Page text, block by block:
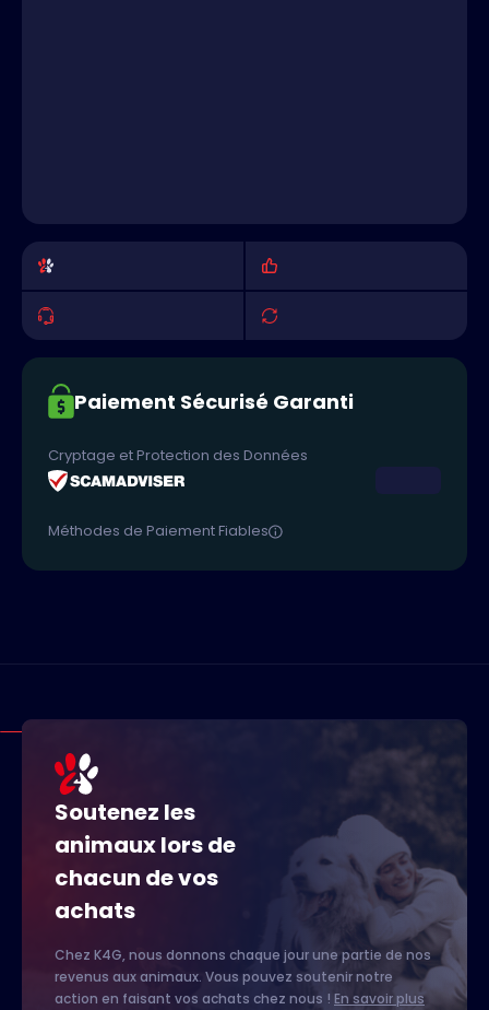
Paiement Sécurisé Garanti
Cryptage et Protection des Données
Méthodes de Paiement Fiables
Soutenez les
animaux lors de
chacun de vos
achats
Chez K4G, nous donnons chaque jour une partie de nos
revenus aux animaux. Vous pouvez soutenir notre
action en faisant vos achats chez nous ! En savoir plus